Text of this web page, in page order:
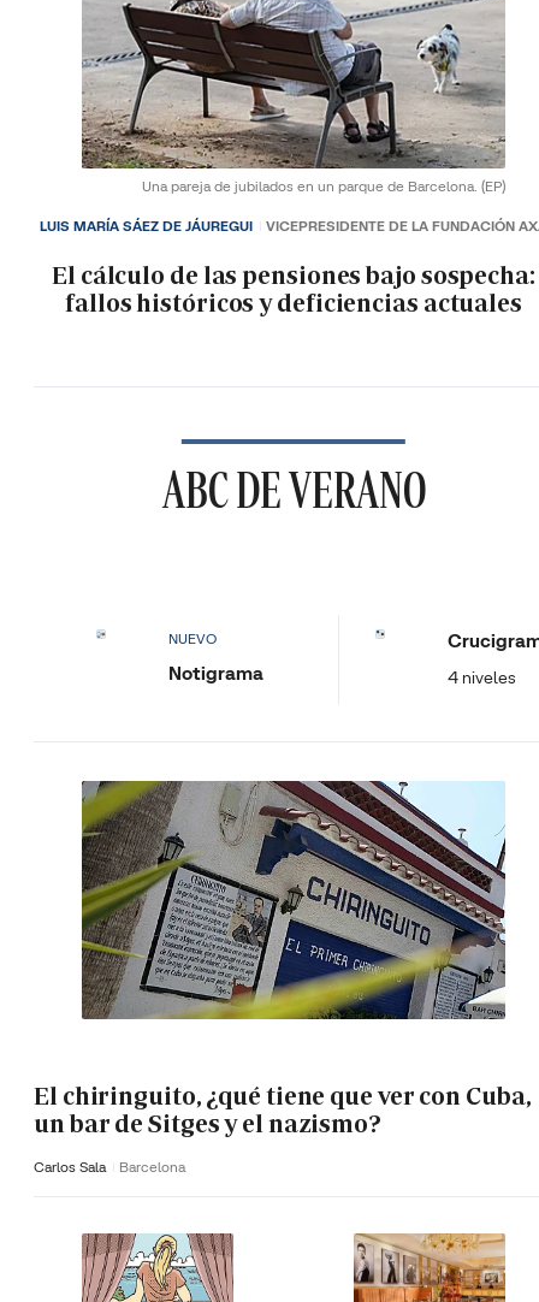
Una pareja de jubilados en un parque de Barcelona. (EP)
El cálculo de las pensiones bajo sospecha:
fallos históricos y deficiencias actuales
LUIS MARÍA SÁEZ DE JÁUREGUI VICEPRESIDENTE DE LA FUNDACIÓN
ABC DE VERANO
NUEVO
Notigrama 4 niveles
El chiringuito, ¿qué tiene que ver con Cuba,
un bar de Sitges y el nazismo?
Carlos Sala Barcelona